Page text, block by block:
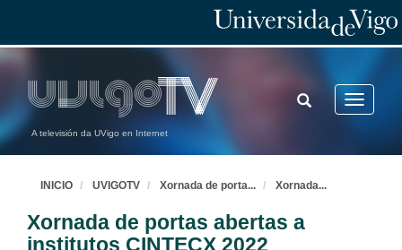
A televisión da UVigo en Internet
Toggle
TOGGLE
SEARCH
INICIO UVIGOTV Xornada de porta... Xornada...
Xornada de portas abertas a
institutos CINTECX 2022